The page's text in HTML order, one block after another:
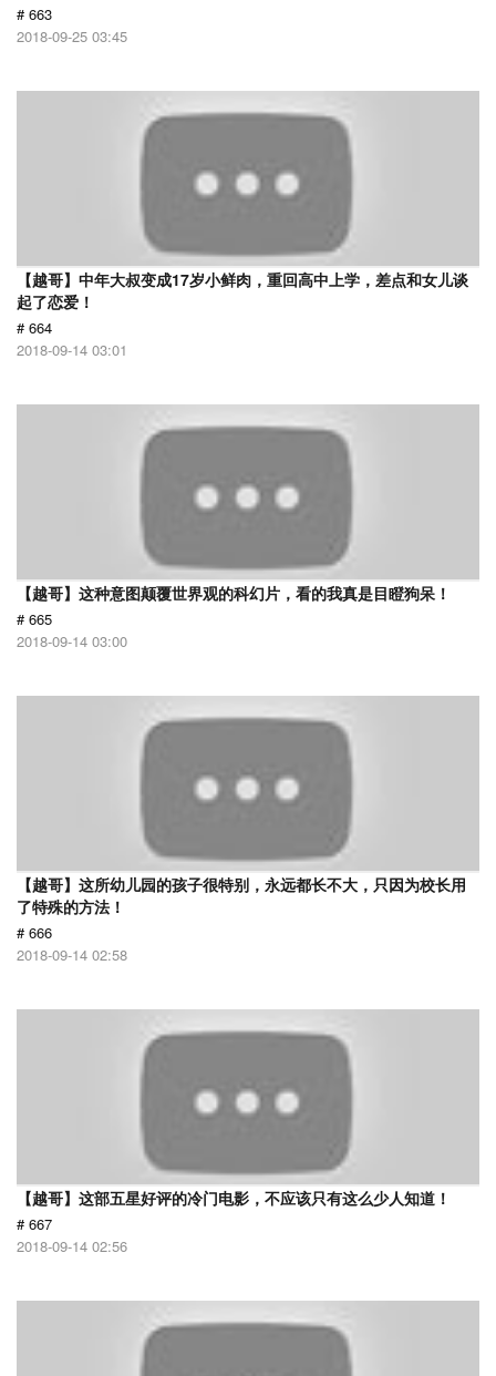
# 663
2018-09-25 03:45
【越哥】中年大叔变成17岁小鲜肉，重回高中上学，差点和女儿谈
起了恋爱！
# 664
2018-09-14 03:01
【越哥】这种意图颠覆世界观的科幻片，看的我真是目瞪狗呆！
# 665
2018-09-14 03:00
【越哥】这所幼儿园的孩子很特别，永远都长不大，只因为校长用
了特殊的方法！
# 666
2018-09-14 02:58
【越哥】这部五星好评的冷门电影，不应该只有这么少人知道！
# 667
2018-09-14 02:56